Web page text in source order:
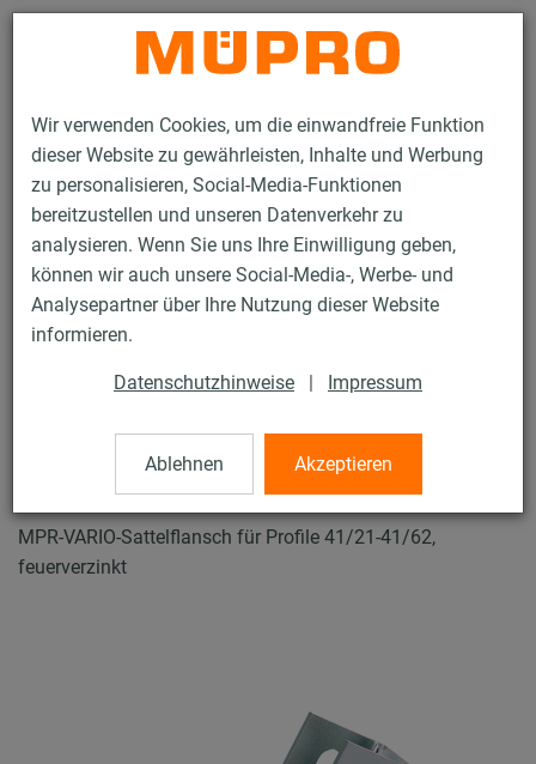
Wir verwenden Cookies, um die einwandfreie Funktion
dieser Website zu gewährleisten, Inhalte und Werbung
zu personalisieren, Social-Media-Funktionen
bereitzustellen und unseren Datenverkehr zu
analysieren. Wenn Sie uns Ihre Einwilligung geben,
können wir auch unsere Social-Media-, Werbe- und
Analysepartner über Ihre Nutzung dieser Website
informieren.
Datenschutzhinweise | Impressum
Ablehnen Akzeptieren
Kontakt
Produkte Befestigungstechnik
Lüftungsbefestigung
Installationsschienen für die Lüftungsbefestigung
MPR-Systemschienen (leichter bis mittlerer Lastbereich)
MPR-VARIO-Sattelflansch
19 / 64
MPR-VARIO-Sattelflansch
MPR-VARIO-Sattelflansch für Profile 41/21-41/62,
feuerverzinkt